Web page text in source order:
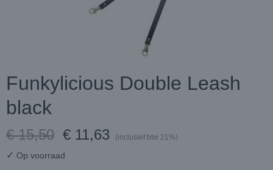
Funkylicious Double Leash
black
€ 15,50 € 11,63 (inclusief btw 21%)
✓ Op voorraad